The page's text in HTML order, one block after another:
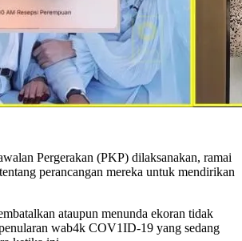
Pergerakan (PKP) dilaksanakan, ramai
perancangan mereka untuk mendirikan
ataupun menunda ekoran tidak
wab4k COV1ID-19 yang sedang